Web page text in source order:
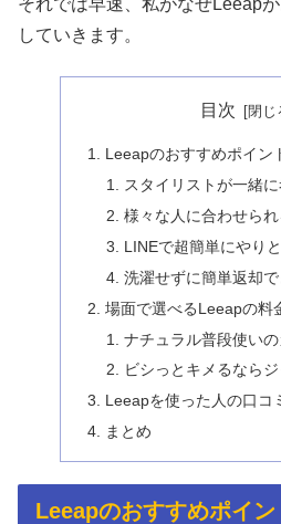
それでは早速、私がなぜLeeap
していきます。
目次
Leeapのおすすめポイン
スタイリストが一緒
様々な人に合わせられ
LINEで超簡単にやり
洗濯せずに簡単返却で
場面で選べるLeeapの料
ナチュラル普段使い
ビシっとキメるなら
Leeapを使った人の口コ
まとめ
Leeapのおすすめポイン